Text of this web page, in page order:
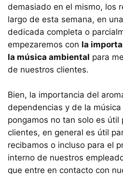
demasiado en el mismo, los
largo de esta semana, en
dedicada completa o
empezaremos con la
la música ambiental para
de nuestros clientes.
Bien, la importancia del
dependencias y de la
pongamos no tan solo es útil
clientes, en general es útil
recibamos o incluso para el
interno de nuestros
que entre en contacto con